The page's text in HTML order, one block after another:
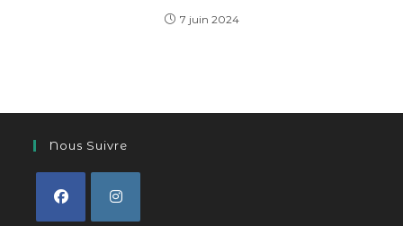
7 juin 2024
Nous Suivre